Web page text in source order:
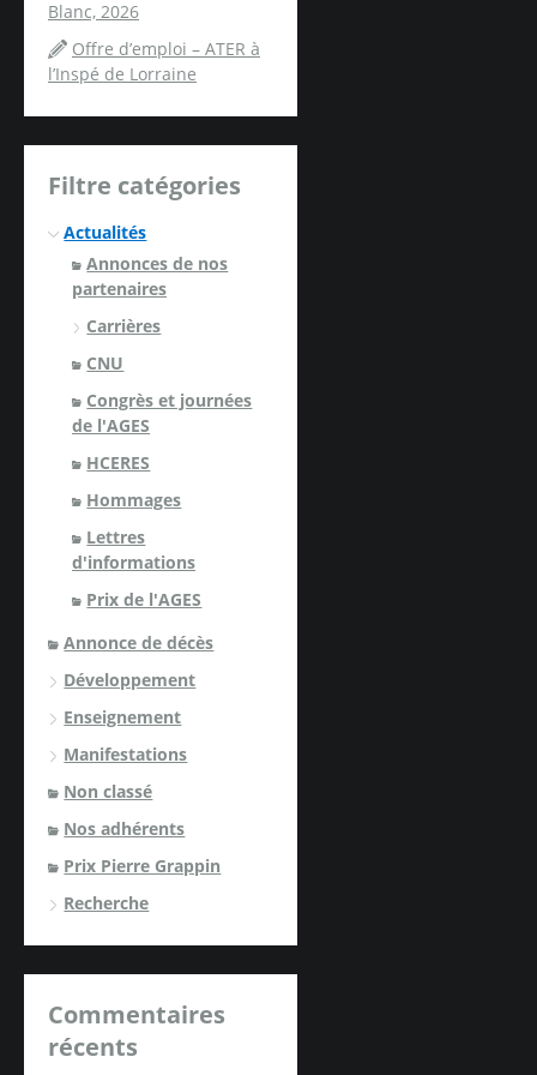
Blanc, 2026
Offre d’emploi – ATER à
l’Inspé de Lorraine
Filtre catégories
Actualités
Annonces de nos
partenaires
Carrières
CNU
Congrès et journées
de l'AGES
HCERES
Hommages
Lettres
d'informations
Prix de l'AGES
Annonce de décès
Développement
Enseignement
Manifestations
Non classé
Nos adhérents
Prix Pierre Grappin
Recherche
Commentaires
récents